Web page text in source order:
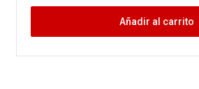
Añadir al carrito